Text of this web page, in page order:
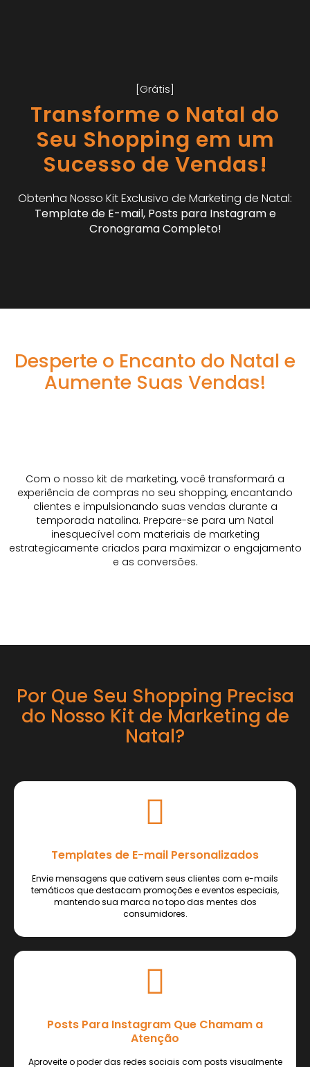
[Grátis]
Transforme o Natal do
Seu Shopping em um
Sucesso de Vendas!
Obtenha Nosso Kit Exclusivo de Marketing de Natal:
Template de E-mail, Posts para Instagram e
Cronograma Completo!
Desperte o Encanto do Natal e
Aumente Suas Vendas!
Com o nosso kit de marketing, você transformará a
experiência de compras no seu shopping, encantando
clientes e impulsionando suas vendas durante a
temporada natalina. Prepare-se para um Natal
inesquecível com materiais de marketing
estrategicamente criados para maximizar o engajamento
e as conversões.
Por Que Seu Shopping Precisa
do Nosso Kit de Marketing de
Natal?
Templates de E-mail Personalizados
Envie mensagens que cativem seus clientes com e-mails
temáticos que destacam promoções e eventos especiais,
mantendo sua marca no topo das mentes dos
consumidores.
Posts Para Instagram Que Chamam a
Atenção
Aproveite o poder das redes sociais com posts visualmente